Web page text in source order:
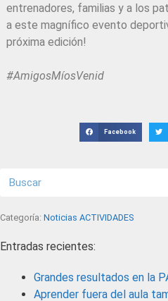
entrenadores, familias y a los
a este magnífico evento
próxima edición!
#AmigosMíosVenid
Facebook
Categoría: Noticias ACTIVIDADES
Entradas recientes:
Grandes resultados en la
Aprender fuera del aula